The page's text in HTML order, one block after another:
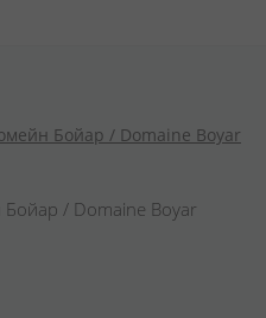
Бойар / Domaine Boyar
/ Domaine Boyar